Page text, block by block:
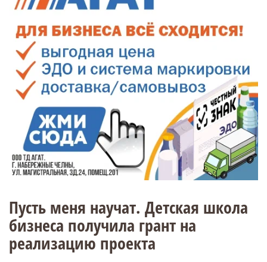
Пусть меня научат. Детская школа
бизнеса получила грант на
реализацию проекта